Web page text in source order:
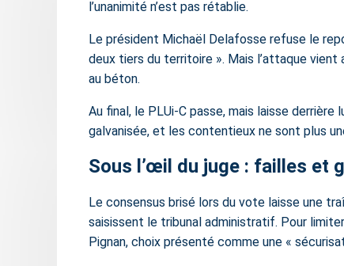
l’unanimité n’est pas rétablie.
Le président Michaël Delafosse refuse le
deux tiers du territoire
. Mais l’attaque vient
au béton.
Au final, le PLUi-C passe, mais laisse
galvanisée, et les contentieux ne sont plus
Sous l’œil du juge : failles et
Le consensus brisé lors du vote laisse une
saisissent le tribunal administratif. Pour
Pignan, choix présenté comme une «